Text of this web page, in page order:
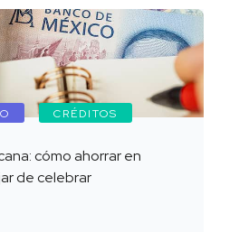
CRÉDITOS
cómo ahorrar en
de celebrar